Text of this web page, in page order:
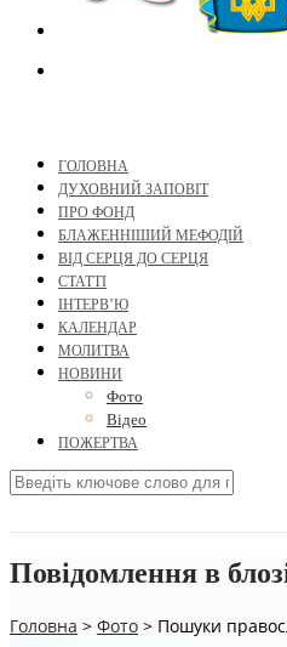
ГОЛОВНА
ДУХОВНИЙ ЗАПОВІТ
ПРО ФОНД
БЛАЖЕННІШИЙ МЕФОДІЙ
ВІД СЕРЦЯ ДО СЕРЦЯ
СТАТТІ
ІНТЕРВ’Ю
КАЛЕНДАР
МОЛИТВА
НОВИНИ
Фото
Відео
ПОЖЕРТВА
Повідомлення в
Головна > Фото > Пошуки